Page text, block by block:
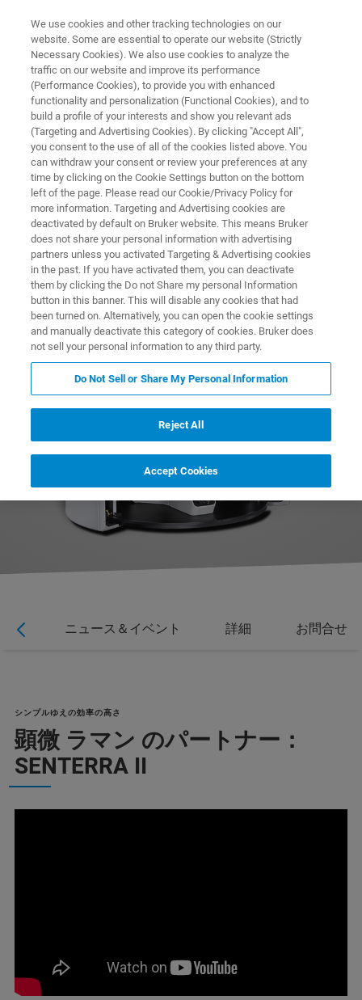
共焦点ラマン顕微鏡
SENTERRA II
SENTERRA II は、クラス最高の分光性能と使
いやすさを両立した、共焦点顕微レーザーラ
マンです。コンパクトなデザインながら、卓
越した感度と分解能、さらには最新のイメー
ジング機能まで備え、最先端の分析・研究の
現場でその威力を発揮します。
ン ニュース＆イベント 詳細 お問合せ
シンプルゆえの効率の高さ
顕微 ラマン のパートナー：
SENTERRA II
We use cookies and other tracking technologies on our
website. Some are essential to operate our website (Strictly
Necessary Cookies). We also use cookies to analyze the
traffic on our website and improve its performance
(Performance Cookies), to provide you with enhanced
functionality and personalization (Functional Cookies), and to
build a profile of your interests and show you relevant ads
(Targeting and Advertising Cookies). By clicking "Accept All",
you consent to the use of all of the cookies listed above. You
can withdraw your consent or review your preferences at any
time by clicking on the Cookie Settings button on the bottom
left of the page. Please read our Cookie/Privacy Policy for
more information. Targeting and Advertising cookies are
deactivated by default on Bruker website. This means Bruker
does not share your personal information with advertising
partners unless you activated Targeting & Advertising cookies
in the past. If you have activated them, you can deactivate
them by clicking the Do not Share my personal Information
button in this banner. This will disable any cookies that had
been turned on. Alternatively, you can open the cookie settings
and manually deactivate this category of cookies. Bruker does
not sell your personal information to any third party.
Do Not Sell or Share My Personal Information
Reject All
Accept Cookies